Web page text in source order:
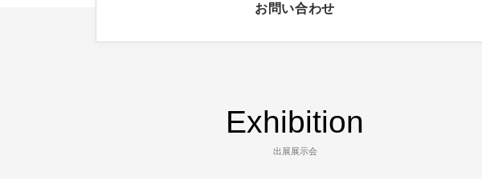
お問い合わせ
Exhibition
出展展示会